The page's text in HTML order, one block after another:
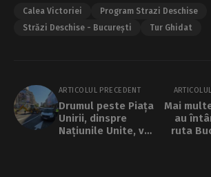
Calea Victoriei
Program Strazi Deschise
Străzi Deschise - București
Tur Ghidat
ARTICOLUL PRECEDENT
Drumul peste Piața
Unirii, dinspre
Națiunile Unite, va
Mai
au
ruta